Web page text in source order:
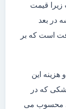
زیرا قیمت
در بعد
است که بر
این
که در
محسوب می